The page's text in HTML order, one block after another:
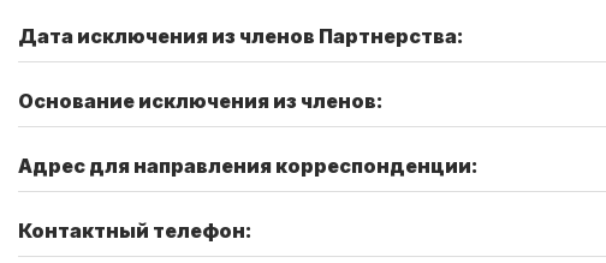
Дата исключения из членов Партнерства:
Основание исключения из членов:
Адрес для направления корреспонденции:
Контактный телефон: